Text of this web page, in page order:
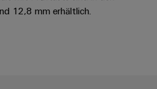
12,8 mm erhältlich.